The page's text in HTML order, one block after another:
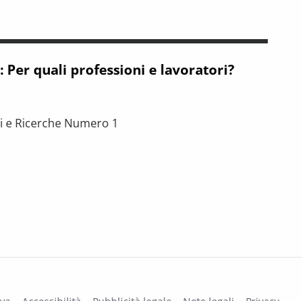
Per quali professioni e lavoratori?
Ricerche Numero 1
professioni e lavoratori?